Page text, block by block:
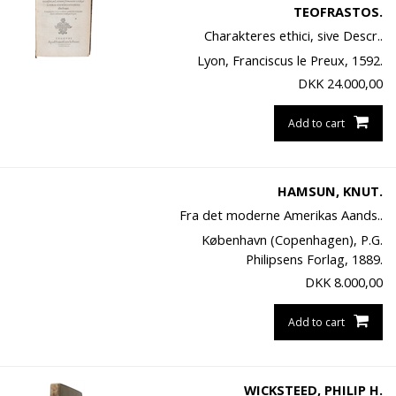
TEOFRASTOS.
Charakteres ethici, sive Descr..
Lyon, Franciscus le Preux, 1592.
DKK 24.000,00
Add to cart
HAMSUN, KNUT.
Fra det moderne Amerikas Aands..
København (Copenhagen), P.G.
Philipsens Forlag, 1889.
DKK 8.000,00
Add to cart
WICKSTEED, PHILIP H.